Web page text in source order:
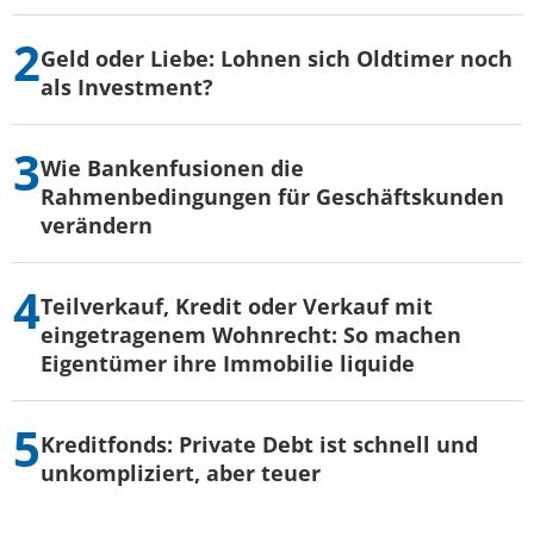
Geld oder Liebe: Lohnen sich Oldtimer noch
als Investment?
Wie Bankenfusionen die
Rahmenbedingungen für Geschäftskunden
verändern
Teilverkauf, Kredit oder Verkauf mit
eingetragenem Wohnrecht: So machen
Eigentümer ihre Immobilie liquide
Kreditfonds: Private Debt ist schnell und
unkompliziert, aber teuer